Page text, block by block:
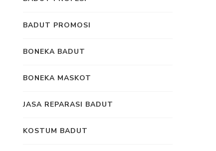
BADUT PROMOSI
BONEKA BADUT
BONEKA MASKOT
JASA REPARASI BADUT
KOSTUM BADUT